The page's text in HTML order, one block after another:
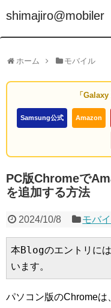
shimajiro@mobiler
ホーム モバイル
「
Samsung公式 Amazon
PC版Chromeで
を追加する方法
2024/10/8 モバ
本Blogのエントリに
います。
パソコン版のChrome